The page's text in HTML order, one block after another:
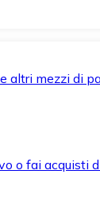
altri mezzi di
o fai acquisti